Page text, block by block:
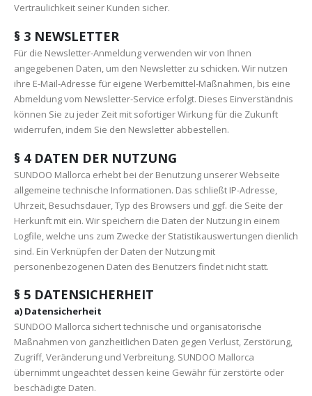
Vertraulichkeit seiner Kunden sicher.
§ 3 NEWSLETTER
Für die Newsletter-Anmeldung verwenden wir von Ihnen
angegebenen Daten, um den Newsletter zu schicken. Wir nutzen
ihre E-Mail-Adresse für eigene Werbemittel-Maßnahmen, bis eine
Abmeldung vom Newsletter-Service erfolgt. Dieses Einverständnis
können Sie zu jeder Zeit mit sofortiger Wirkung für die Zukunft
widerrufen, indem Sie den Newsletter abbestellen.
§ 4 DATEN DER NUTZUNG
SUNDOO Mallorca erhebt bei der Benutzung unserer Webseite
allgemeine technische Informationen. Das schließt IP-Adresse,
Uhrzeit, Besuchsdauer, Typ des Browsers und ggf. die Seite der
Herkunft mit ein. Wir speichern die Daten der Nutzung in einem
Logfile, welche uns zum Zwecke der Statistikauswertungen dienlich
sind. Ein Verknüpfen der Daten der Nutzung mit
personenbezogenen Daten des Benutzers findet nicht statt.
§ 5 DATENSICHERHEIT
a) Datensicherheit
SUNDOO Mallorca sichert technische und organisatorische
Maßnahmen von ganzheitlichen Daten gegen Verlust, Zerstörung,
Zugriff, Veränderung und Verbreitung. SUNDOO Mallorca
übernimmt ungeachtet dessen keine Gewähr für zerstörte oder
beschädigte Daten.